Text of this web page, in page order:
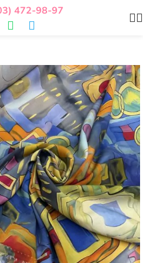
472-98-97